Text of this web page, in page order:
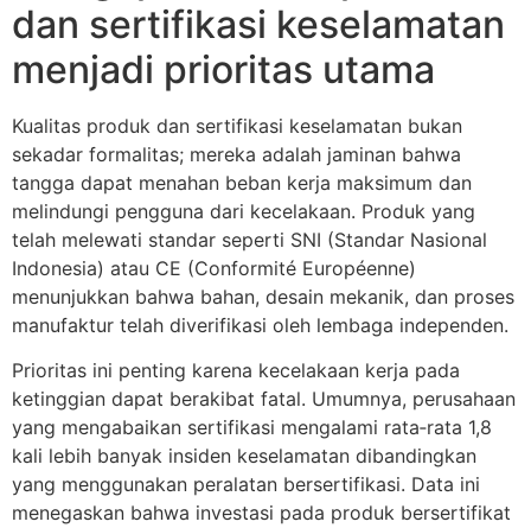
dan sertifikasi keselamatan
menjadi prioritas utama
Kualitas produk dan sertifikasi keselamatan bukan
sekadar formalitas; mereka adalah jaminan bahwa
tangga dapat menahan beban kerja maksimum dan
melindungi pengguna dari kecelakaan. Produk yang
telah melewati standar seperti SNI (Standar Nasional
Indonesia) atau CE (Conformité Européenne)
menunjukkan bahwa bahan, desain mekanik, dan proses
manufaktur telah diverifikasi oleh lembaga independen.
Prioritas ini penting karena kecelakaan kerja pada
ketinggian dapat berakibat fatal. Umumnya, perusahaan
yang mengabaikan sertifikasi mengalami rata‑rata 1,8
kali lebih banyak insiden keselamatan dibandingkan
yang menggunakan peralatan bersertifikasi. Data ini
menegaskan bahwa investasi pada produk bersertifikat